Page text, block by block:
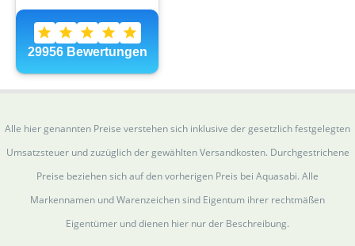
Alle hier genannten Preise verstehen sich inklusive der gesetzlich festgelegten
Umsatzsteuer und zuzüglich der gewählten Versandkosten. Durchgestrichene
Preise beziehen sich auf den vorherigen Preis bei Aquasabi. Alle
Markennamen und Warenzeichen sind Eigentum ihrer rechtmäßen
Eigentümer und dienen hier nur der Beschreibung.